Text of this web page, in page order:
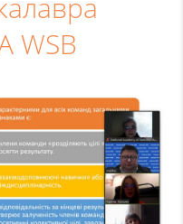
WSB